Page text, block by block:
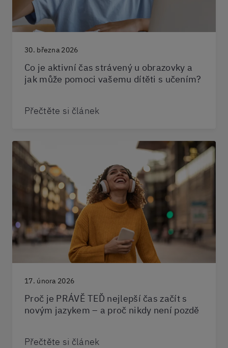
30. března 2026
Co je aktivní čas strávený u obrazovky a
jak může pomoci vašemu dítěti s učením?
Přečtěte si článek
17. února 2026
Proč je PRÁVĚ TEĎ nejlepší čas začít s
novým jazykem – a proč nikdy není pozdě
Přečtěte si článek